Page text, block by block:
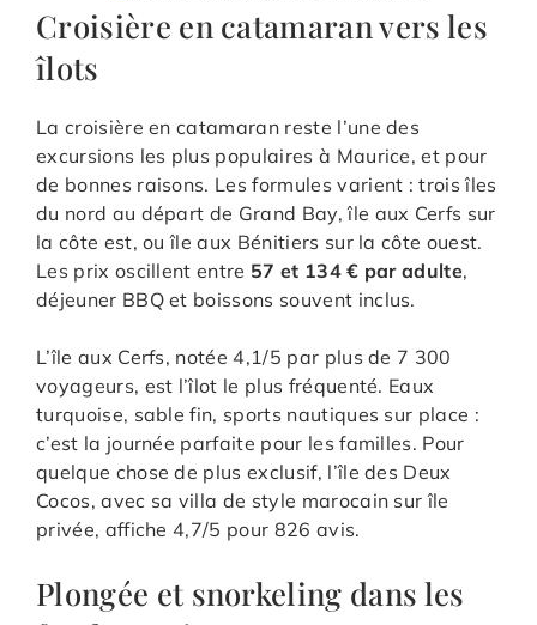
Croisière en catamaran vers les
îlots
La croisière en catamaran reste l’une des
excursions les plus populaires à Maurice, et pour
de bonnes raisons. Les formules varient : trois îles
du nord au départ de Grand Bay, île aux Cerfs sur
la côte est, ou île aux Bénitiers sur la côte ouest.
Les prix oscillent entre 57 et 134 € par adulte,
déjeuner BBQ et boissons souvent inclus.
L’île aux Cerfs, notée 4,1/5 par plus de 7 300
voyageurs, est l’îlot le plus fréquenté. Eaux
turquoise, sable fin, sports nautiques sur place :
c’est la journée parfaite pour les familles. Pour
quelque chose de plus exclusif, l’île des Deux
Cocos, avec sa villa de style marocain sur île
privée, affiche 4,7/5 pour 826 avis.
Plongée et snorkeling dans les